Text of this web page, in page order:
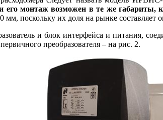
его монтаж возможен в те же габариты,
поскольку их до­ля на рынке составляет
и блок интерфейса и питания,
преобразователя – на рис. 2.